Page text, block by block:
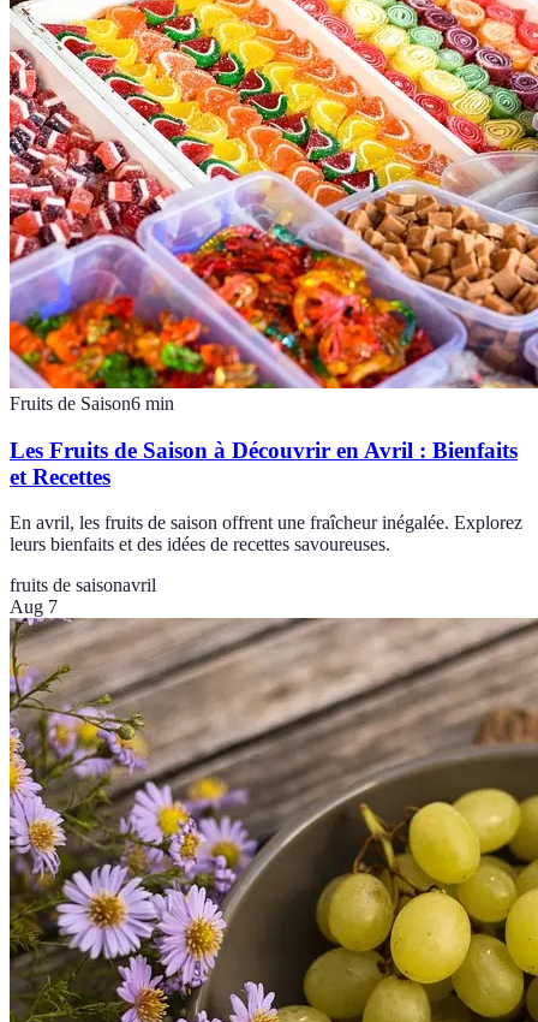
Fruits de Saison6 min
Les Fruits de Saison à Découvrir en Avril : Bienfaits
et Recettes
En avril, les fruits de saison offrent une fraîcheur inégalée. Explorez
leurs bienfaits et des idées de recettes savoureuses.
fruits de saisonavril
Aug 7